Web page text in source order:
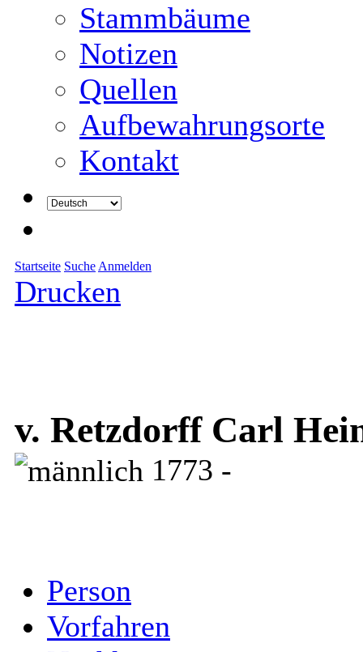
Stammbäume
Notizen
Quellen
Aufbewahrungsorte
Kontakt
Startseite Suche Anmelden
Drucken
v. Retzdorff Carl
1773 -
Person
Vorfahren